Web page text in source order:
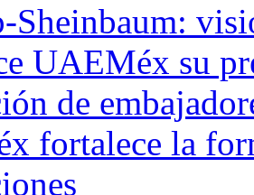
Sheinbaum:
UAEMéx su
de
fortalece la